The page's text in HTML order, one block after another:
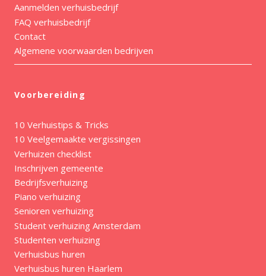
Aanmelden verhuisbedrijf
FAQ verhuisbedrijf
Contact
Algemene voorwaarden bedrijven
Voorbereiding
10 Verhuistips & Tricks
10 Veelgemaakte vergissingen
Verhuizen checklist
Inschrijven gemeente
Bedrijfsverhuizing
Piano verhuizing
Senioren verhuizing
Student verhuizing Amsterdam
Studenten verhuizing
Verhuisbus huren
Verhuisbus huren Haarlem